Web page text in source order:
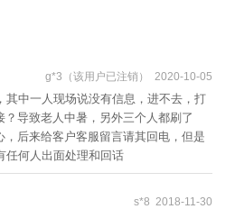
g*3（该用户已注销） 2020-10-05
其中一人现场说没有信息，进不去，打
导致老人中暑，另外三个人都刷了
后来给客户客服留言请其回电，但是
任何人出面处理和回话
s*8 2018-11-30